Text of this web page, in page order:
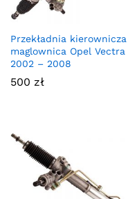
Przekładnia
maglownica Opel Vectra
2002 – 2008
500 zł